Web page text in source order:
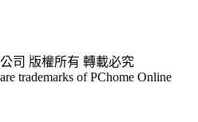
司 版權所有 轉載必究
trademarks of PChome Online